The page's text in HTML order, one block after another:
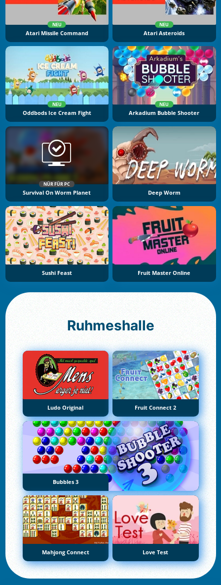
NEU
Atari Missile Command
NEU
Atari Asteroids
NEU
Oddbods Ice Cream Fight
NEU
Arkadium Bubble Shooter
NÜR FÜR PC
Survival On Worm Planet Deep Worm
Sushi Feast Fruit Master Online
Ruhmeshalle
Ludo Original Fruit Connect 2
Bubbles 3
Mahjong Connect Love Test